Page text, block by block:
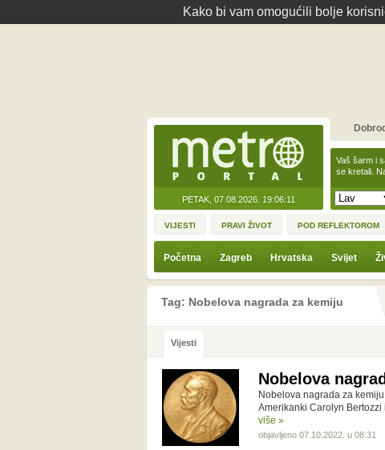
Kako bi vam omogućili bolje
PETAK, 07.08.2026. 19:06:11
Vaš šarm i
se kretali.
VIJESTI PRAVI ŽIVOT POD REFLEKTOROM
Početna Zagreb Hrvatska Svijet
Tag: Nobelova nagrada za kemiju
Vijesti
Nobelova
Nobelova nagrada za
Amerikanki Carolyn
više »
objavljeno 07.10.2022. u 08:31